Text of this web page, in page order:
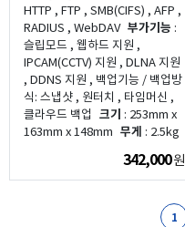
HTTP , FTP , SMB(CIFS) , AFP ,
RADIUS , WebDAV 부가기능 :
슬립모드 , 웹하드 지원 ,
IPCAM(CCTV) 지원 , DLNA 지원
, DDNS 지원 , 백업기능 / 백업방
식: 스냅샷 , 원터치 , 타임머신 ,
클라우드 백업 크기 : 253mm x
163mm x 148mm 무게 : 2.5kg
342,000원
1